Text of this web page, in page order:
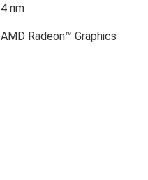
4 nm
AMD Radeon™ Graphics